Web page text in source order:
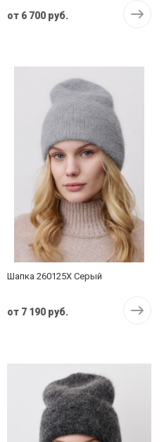
от 6 700 руб.
Шапка 260125X Серый
от 7 190 руб.